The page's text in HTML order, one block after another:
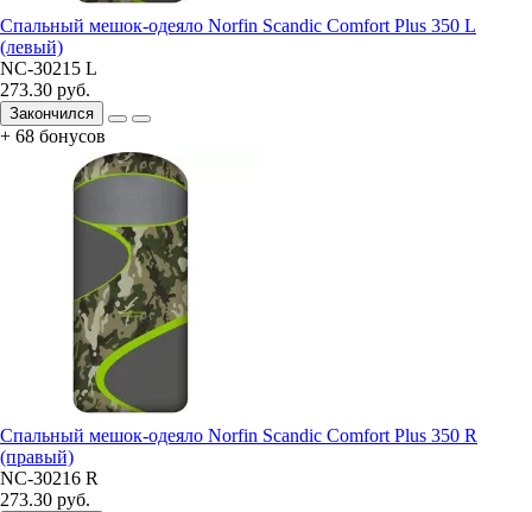
Спальный мешок-одеяло Norfin Scandic Comfort Plus 350 L
(левый)
NC-30215 L
273.30 руб.
Закончился
+ 68 бонусов
Спальный мешок-одеяло Norfin Scandic Comfort Plus 350 R
(правый)
NC-30216 R
273.30 руб.